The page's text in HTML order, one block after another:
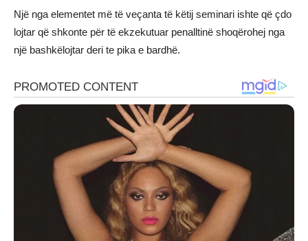
Një nga elementet më të veçanta të këtij seminari ishte që çdo
lojtar që shkonte për të ekzekutuar penalltinë shoqërohej nga
një bashkëlojtar deri te pika e bardhë.